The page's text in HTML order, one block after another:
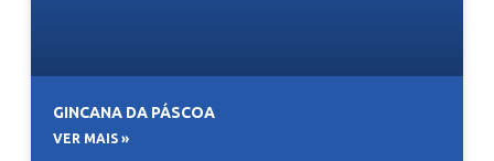
GINCANA DA PÁSCOA
VER MAIS »